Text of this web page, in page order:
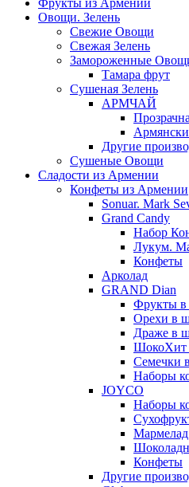
Фрукты из Армении
Овощи. Зелень
Свежие Овощи
Свежая Зелень
Замороженные
Тамара фрут
Сушеная Зелень
АРМЧАЙ
Другие
Сушеные Овощи
Сладости из Армении
Конфеты из Армении
Sonuar. Mark
Grand Candy
Набор
Лукум.
Конфеты
Арколад
GRAND Dian
Фрукты в
Орехи в
Драже в
ШокоХит
Семечки
Наборы
JOYCO
Наборы
Конфеты
Другие